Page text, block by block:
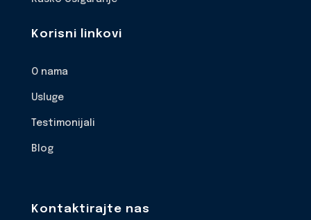
Korisni linkovi
O nama
Usluge
Testimonijali
Blog
Kontaktirajte nas